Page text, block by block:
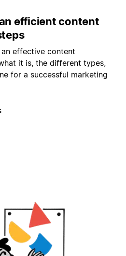
efficient content
effective content
it is, the different types,
for a successful marketing